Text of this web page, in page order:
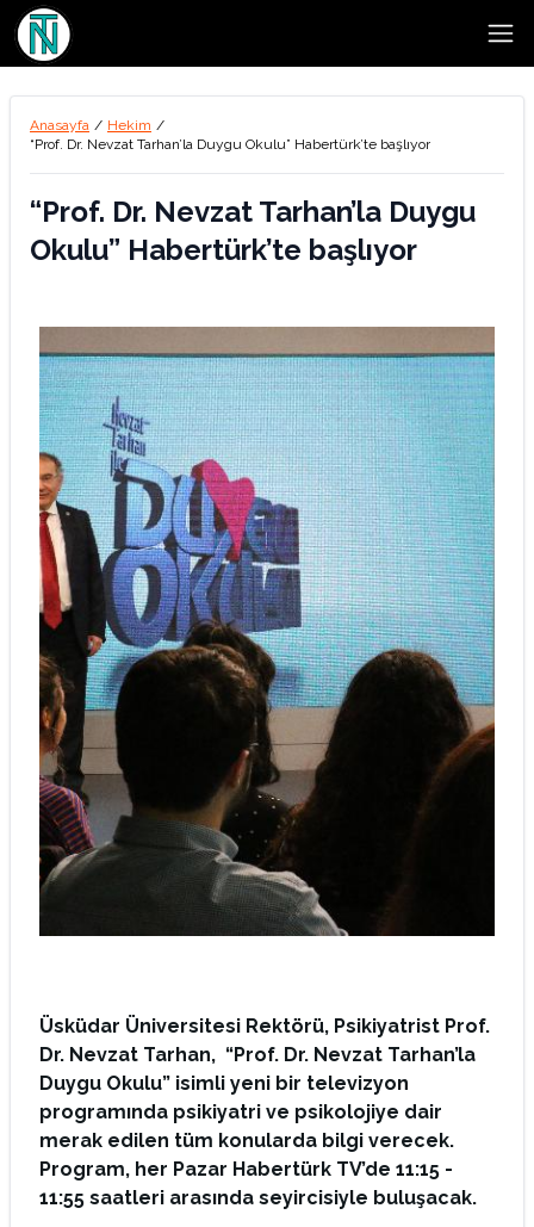
Anasayfa / Hekim /
“Prof. Dr. Nevzat Tarhan’la Duygu Okulu” Habertürk’te başlıyor
“Prof. Dr. Nevzat Tarhan’la Duygu
Okulu” Habertürk’te başlıyor
Üsküdar Üniversitesi Rektörü, Psikiyatrist Prof.
Dr. Nevzat Tarhan, “Prof. Dr. Nevzat Tarhan’la
Duygu Okulu” isimli yeni bir televizyon
programında psikiyatri ve psikolojiye dair
merak edilen tüm konularda bilgi verecek.
Program, her Pazar Habertürk TV’de 11:15 -
11:55 saatleri arasında seyircisiyle buluşacak.